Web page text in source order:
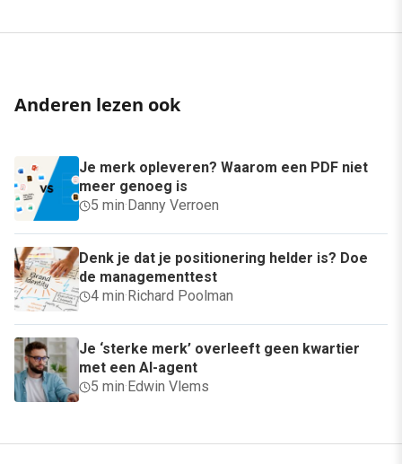
Anderen lezen ook
Je merk opleveren? Waarom een PDF niet
meer genoeg is
5 min· Danny Verroen
Denk je dat je positionering helder is? Doe
de managementtest
4 min· Richard Poolman
Je ‘sterke merk’ overleeft geen kwartier
met een AI-agent
5 min· Edwin Vlems